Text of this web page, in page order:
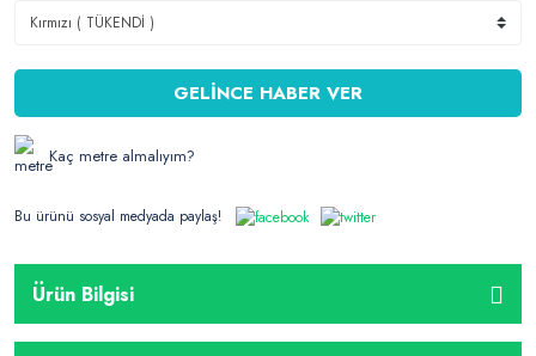
GELİNCE HABER VER
Kaç metre almalıyım?
Bu ürünü sosyal medyada paylaş!
Ürün Bilgisi